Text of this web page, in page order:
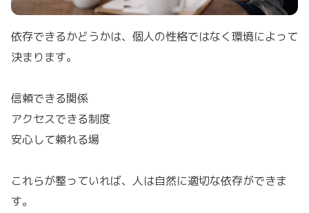
依存できるかどうかは、個人の性格ではなく環境によって
決まります。
信頼できる関係
アクセスできる制度
安心して頼れる場
これらが整っていれば、人は自然に適切な依存ができま
す。